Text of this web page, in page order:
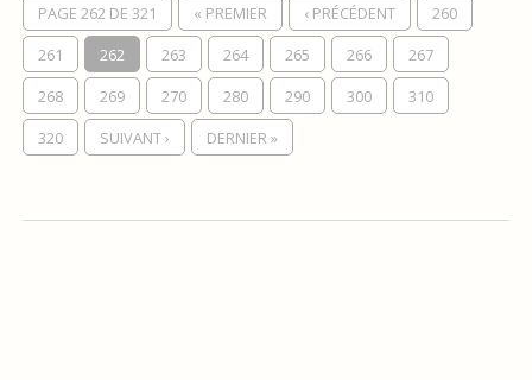
PAGE 262 DE 321 « PREMIER ‹ PRÉCÉDENT
260
261
262 263 264 265 266
267
268
269 270 280 290 300
310
320
SUIVANT › DERNIER »